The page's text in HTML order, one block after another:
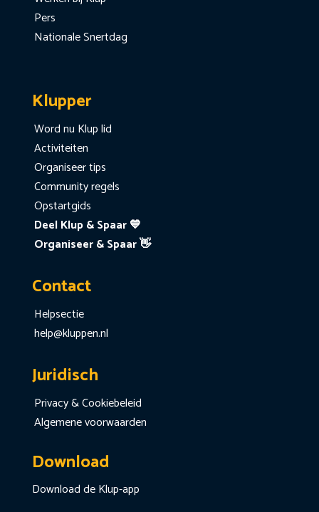
Pers
Nationale Snertdag
Klupper
Word nu Klup lid
Activiteiten
Organiseer tips
Community regels
Opstartgids
Deel Klup & Spaar 💙
Organiseer & Spaar 👋
Contact
Helpsectie
help@kluppen.nl
Juridisch
Privacy & Cookiebeleid
Algemene voorwaarden
Download
Download de Klup-app